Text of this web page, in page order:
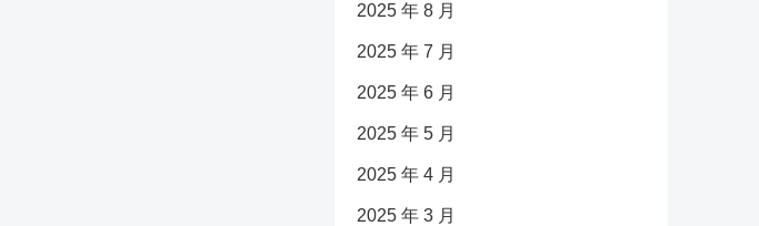
2025 年 8 月
2025 年 7 月
2025 年 6 月
2025 年 5 月
2025 年 4 月
2025 年 3 月